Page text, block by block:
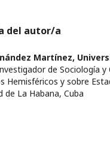
del autor/a
Martínez,
de Sociología
Hemisféricos y sobre
de La Habana, Cuba